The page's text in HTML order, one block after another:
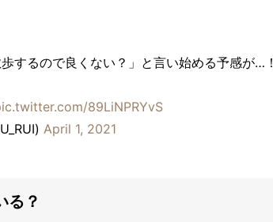
するので良くない？」と言い始める予感が…！
89LiNPRYvS
April 1, 2021
る？